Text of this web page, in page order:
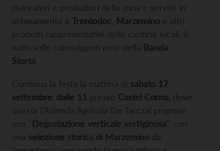
ristoratori e produttori della zona e servite in
abbinamento a Trentodoc Marzemino e altri
prodotti rappresentativi delle cantine locali. Il
tutto sulle coinvolgenti note della Banda
Storta.
Continua la festa la mattina di sabato 17
settembre dalle 11 presso Castel Corno, dove
questa l’Azienda Agricola De Tarczal propone
una “Degustazione verticale vertiginosa”, con
una selezione storica di Marzemino da